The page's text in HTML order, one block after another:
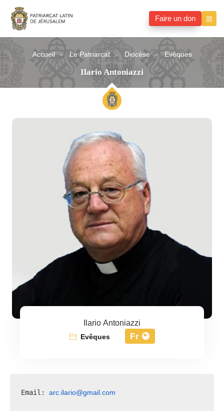
Faire un don
Accueil Le Patriarcat Diocèse Evêques
Ilario Antoniazzi
Ilario Antoniazzi
Evêques Fr
Email: arc.ilario@gmail.com